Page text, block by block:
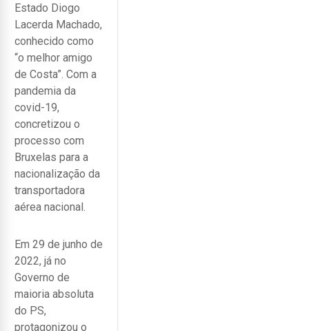
Estado Diogo
Lacerda Machado,
conhecido como
“o melhor amigo
de Costa”. Com a
pandemia da
covid-19,
concretizou o
processo com
Bruxelas para a
nacionalização da
transportadora
aérea nacional.
Em 29 de junho de
2022, já no
Governo de
maioria absoluta
do PS,
protagonizou o